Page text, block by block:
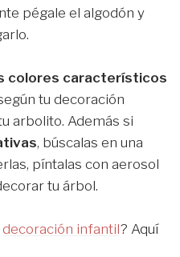
pégale el algodón y
colores característicos
tu decoración
arbolito. Además si
, búscalas en una
píntalas con aerosol
tu árbol.
decoración infantil? Aquí